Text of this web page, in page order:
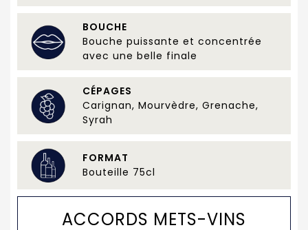
BOUCHE
Bouche puissante et concentrée
avec une belle finale
CÉPAGES
Carignan, Mourvèdre, Grenache,
Syrah
FORMAT
Bouteille 75cl
ACCORDS METS-VINS